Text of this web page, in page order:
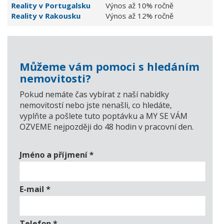
Reality v Portugalsku
Výnos až 10% ročně
Reality v Rakousku
Výnos až 12% ročně
Můžeme vám pomoci s hledáním
nemovitosti?
Pokud nemáte čas vybírat z naší nabídky
nemovitostí nebo jste nenašli, co hledáte,
vyplňte a pošlete tuto poptávku a MY SE VÁM
OZVEME nejpozději do 48 hodin v pracovní den.
Jméno a příjmení*
E-mail *